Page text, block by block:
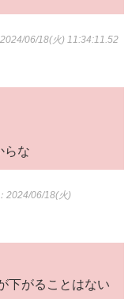
2024/06/18(火) 11:34:11.52
らな
：2024/06/18(火)
下がることはない